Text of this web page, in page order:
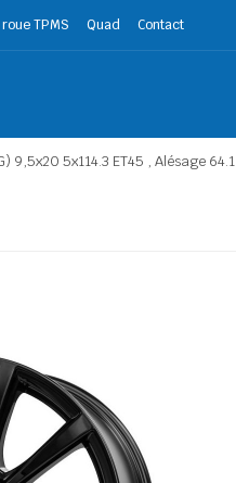
TPMS Quad Contact
9,5x20 5x114.3 ET45 , Alésage 64.1